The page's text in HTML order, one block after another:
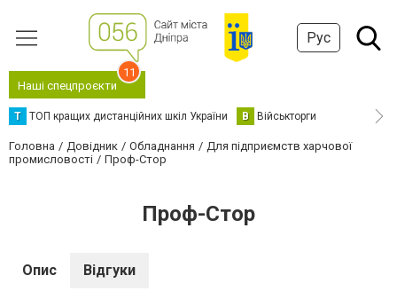
Рус
Наші спецпроєкти
11
Т ТОП кращих дистанційних шкіл України В Військторги
Головна Довідник Обладнання
Для підприємств харчової
промисловості
Проф-Стор
Проф-Стор
Опис Відгуки